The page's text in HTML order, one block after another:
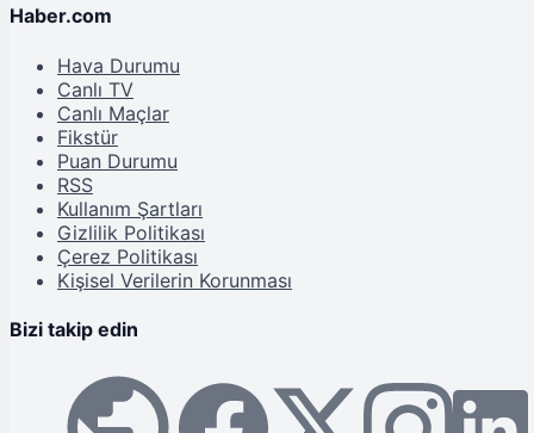
Haber.com
Hava Durumu
Canlı TV
Canlı Maçlar
Fikstür
Puan Durumu
RSS
Kullanım Şartları
Gizlilik Politikası
Çerez Politikası
Kişisel Verilerin Korunması
Bizi takip edin